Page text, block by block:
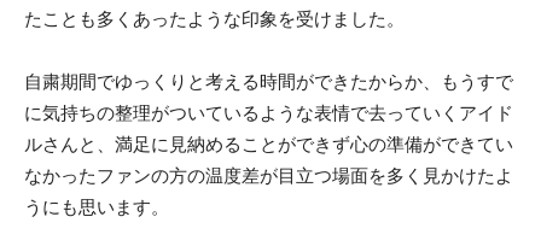
たことも多くあったような印象を受けました。
自粛期間でゆっくりと考える時間ができたからか、もうすで
に気持ちの整理がついているような表情で去っていくアイド
ルさんと、満足に見納めることができず心の準備ができてい
なかったファンの方の温度差が目立つ場面を多く見かけたよ
うにも思います。